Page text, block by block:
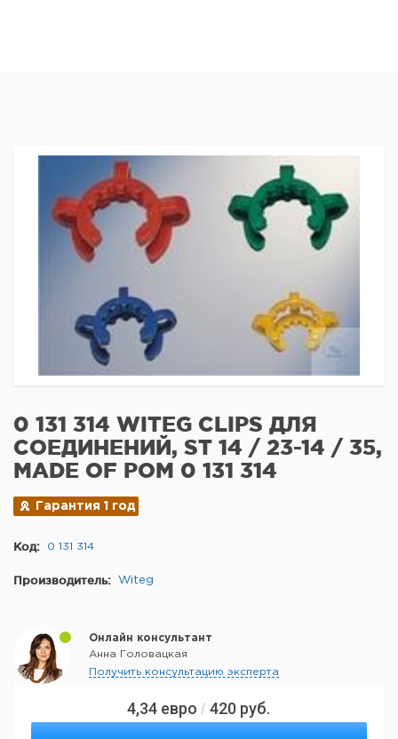
4,34 евро / 420 руб.
0 131 314 WITEG CLIPS ДЛЯ
СОЕДИНЕНИЙ, ST 14 / 23-14 / 35,
MADE OF POM 0 131 314
Гарантия 1 год
Код: 0 131 314
Производитель: Witeg
Онлайн консультант
Анна Головацкая
Получить консультацию эксперта